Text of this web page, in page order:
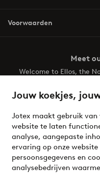
Jouw koekjes,
Jotex maakt gebruik
website te laten
analyse, aangepaste
ervaring op onze
persoonsgegevens en
analysebedrijven
Voorwaarden
Meet
Welcome to Ellos, the
your wardrobe.
Veilig betalen -